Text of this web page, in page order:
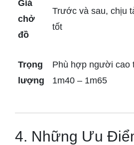
Giá
chở
đồ
Trước và sau, chịu
tốt
Trọng
lượng
Phù hợp người cao
1m40 – 1m65
4. Những Ưu